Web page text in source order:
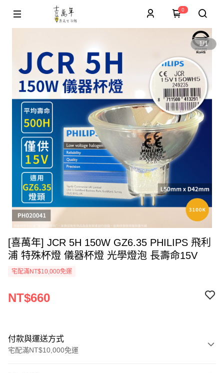
0
1/1
[喜萬年] JCR 5H 150W GZ6.35 PHILIPS 飛利
浦 特殊杯燈 儀器杯燈 光學燈泡 長壽命15V
宅配滿NT$10,000免運
NT$660
付款與運送方式
宅配滿NT$10,000免運